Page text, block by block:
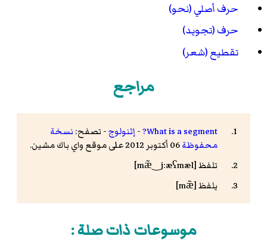
حرف أصلي (نحو)
حرف (تجويد)
تقطيع (شعر)
مراجع
What is a segment?
-إثنولوج- تصفح: نسخة
محفوظة
تلفظ[mæ̃‿j:æʕmæl]
يلفظ [mæ̃]
موسوعات ذات صلة :